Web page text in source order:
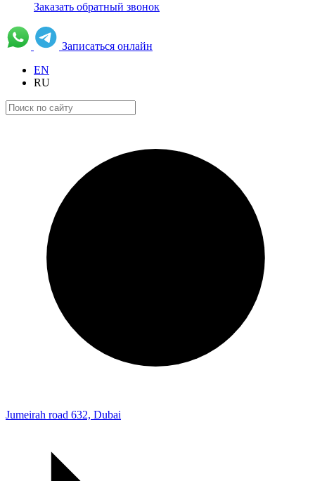
Заказать обратный звонок
Записаться онлайн
EN
RU
Jumeirah road 632, Dubai